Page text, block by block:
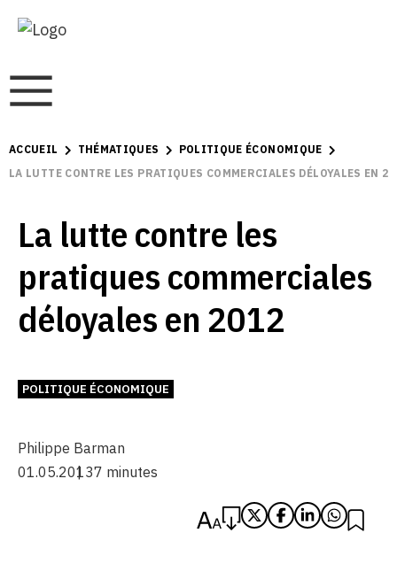
ACCUEIL THÉMATIQUES
POLITIQUE ÉCONOMIQUE
LA LUTTE CONTRE LES PRATIQUES COMMERCIALES DÉLOYALES EN
La lutte contre les
pratiques commerciales
déloyales en 2012
POLITIQUE ÉCONOMIQUE
Philippe Barman
01.05.20137 minutes